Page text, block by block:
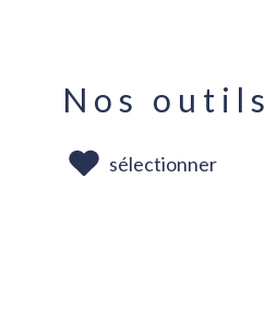
Nos outils
sélectionner